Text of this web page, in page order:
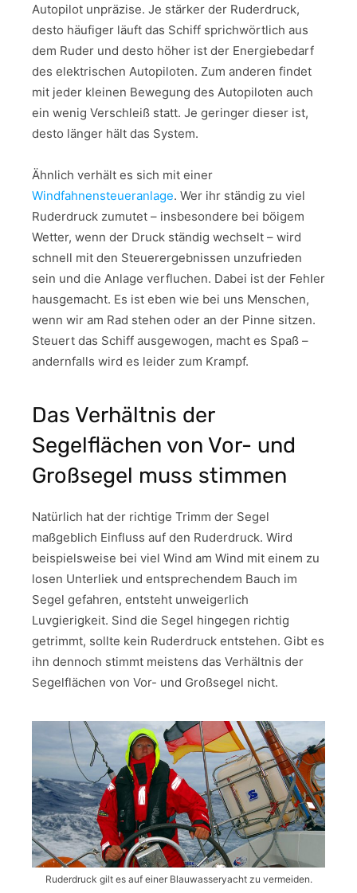
Autopilot unpräzise. Je stärker der Ruderdruck,
desto häufiger läuft das Schiff sprichwörtlich aus
dem Ruder und desto höher ist der Energiebedarf
des elektrischen Autopiloten. Zum anderen findet
mit jeder kleinen Bewegung des Autopiloten auch
ein wenig Verschleiß statt. Je geringer dieser ist,
desto länger hält das System.
Ähnlich verhält es sich mit einer
Windfahnensteueranlage. Wer ihr ständig zu viel
Ruderdruck zumutet – insbesondere bei böigem
Wetter, wenn der Druck ständig wechselt – wird
schnell mit den Steuerergebnissen unzufrieden
sein und die Anlage verfluchen. Dabei ist der Fehler
hausgemacht. Es ist eben wie bei uns Menschen,
wenn wir am Rad stehen oder an der Pinne sitzen.
Steuert das Schiff ausgewogen, macht es Spaß –
andernfalls wird es leider zum Krampf.
Das Verhältnis der
Segelflächen von Vor- und
Großsegel muss stimmen
Natürlich hat der richtige Trimm der Segel
maßgeblich Einfluss auf den Ruderdruck. Wird
beispielsweise bei viel Wind am Wind mit einem zu
losen Unterliek und entsprechendem Bauch im
Segel gefahren, entsteht unweigerlich
Luvgierigkeit. Sind die Segel hingegen richtig
getrimmt, sollte kein Ruderdruck entstehen. Gibt es
ihn dennoch stimmt meistens das Verhältnis der
Segelflächen von Vor- und Großsegel nicht.
Ruderdruck gilt es auf einer Blauwasseryacht zu vermeiden.